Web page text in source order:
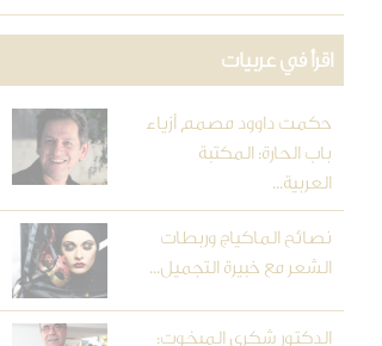
اقرأ في عربيات
حكمت داوود مصمم أزياء
باب الحارة: المكتبة
العربية...
نصائح الماكياج وربطات
الشعر مع خبيرة التجميل...
الدكتور شكري المبخوت: